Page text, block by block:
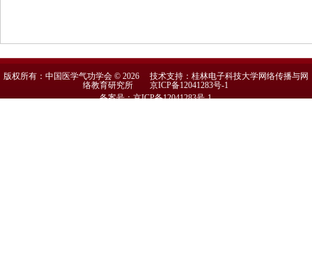
版权所有：中国医学气功学会 © 2026 技术支持：桂林电子科技大学网络传播与网
络教育研究所京ICP备12041283号-1
备案号：京ICP备12041283号-1